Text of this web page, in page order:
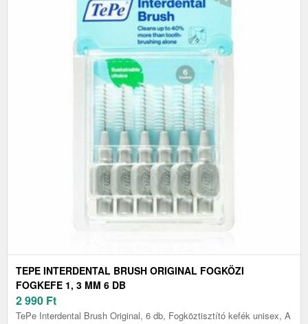
TEPE INTERDENTAL BRUSH ORIGINAL FOGKÖZI
FOGKEFE 1, 3 MM 6 DB
2 990 Ft
TePe Interdental Brush Original, 6 db, Fogköztisztító kefék unisex, A